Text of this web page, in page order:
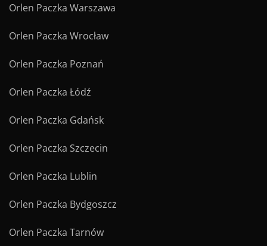
Orlen Paczka Warszawa
Orlen Paczka Wrocław
Orlen Paczka Poznań
Orlen Paczka Łódź
Orlen Paczka Gdańsk
Orlen Paczka Szczecin
Orlen Paczka Lublin
Orlen Paczka Bydgoszcz
Orlen Paczka Tarnów